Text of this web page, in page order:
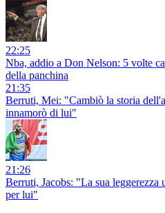
22:25
Nba, addio a Don Nelson: 5 volte
della panchina
21:35
Berruti, Mei: "Cambiò la storia
innamorò di lui"
21:26
Berruti, Jacobs: "La sua
per lui"